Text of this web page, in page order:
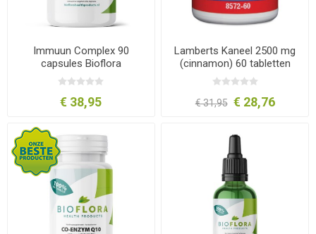
Immuun Complex 90
capsules Bioflora
€ 38,95
Lamberts Kaneel 2500 mg
(cinnamon) 60 tabletten
€ 31,95 € 28,76